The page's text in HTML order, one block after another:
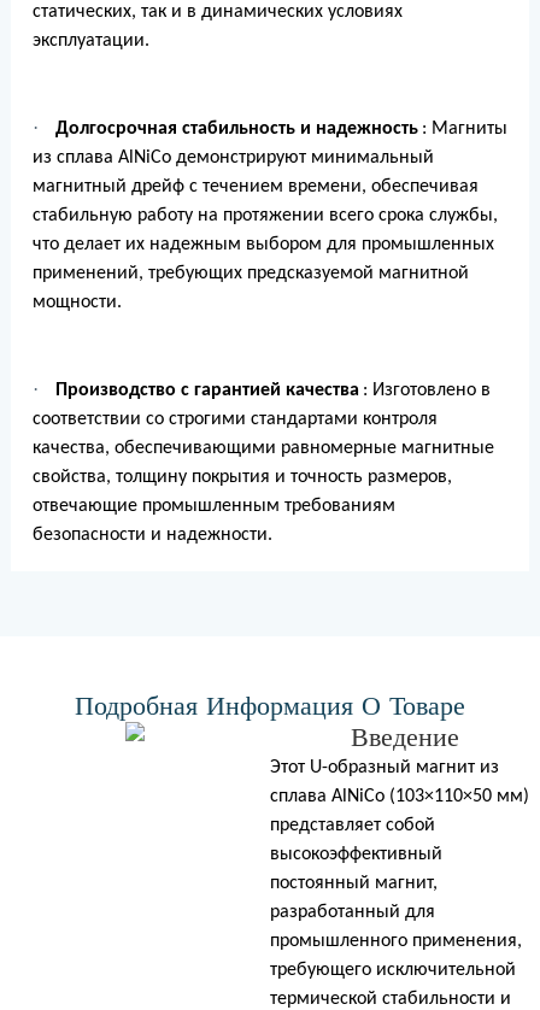
статических, так и в динамических условиях
эксплуатации.
· Долгосрочная стабильность и надежность : Магниты
из сплава AlNiCo демонстрируют минимальный
магнитный дрейф с течением времени, обеспечивая
стабильную работу на протяжении всего срока службы,
что делает их надежным выбором для промышленных
применений, требующих предсказуемой магнитной
мощности.
· Производство с гарантией качества : Изготовлено в
соответствии со строгими стандартами контроля
качества, обеспечивающими равномерные магнитные
свойства, толщину покрытия и точность размеров,
отвечающие промышленным требованиям
безопасности и надежности.
Подробная Информация О Товаре
Введение
Этот U-образный магнит из
сплава AlNiCo (103×110×50 мм)
представляет собой
высокоэффективный
постоянный магнит,
разработанный для
промышленного применения,
требующего исключительной
термической стабильности и